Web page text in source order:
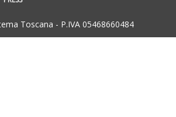
Toscana - P.IVA 05468660484